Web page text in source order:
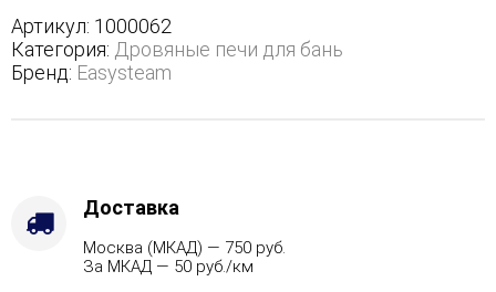
модель
-
Защита
топки
Справа,
Артикул: 1000062
Категория: Дровяные печи для бань
Бренд: Easysteam
Доставка
Москва (МКАД) — 750 руб.
За МКАД — 50 руб./км